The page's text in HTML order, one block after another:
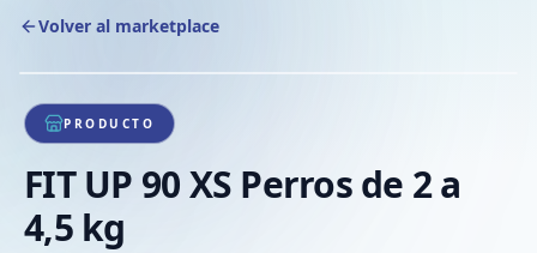
Volver al marketplace
1/1
PRODUCTO
FIT UP 90 XS Perros de 2 a
4,5 kg